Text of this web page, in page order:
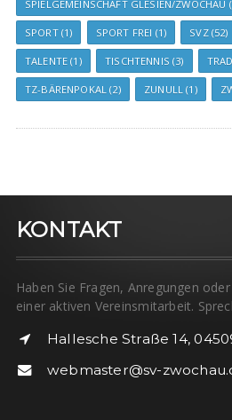
SPIELGEMEINSCHAFT GLESIEN/ZWOCHAU
SPORT(1) SPORT FREI (1) SVZ(52)
TALENTE (1) TISCHTENNIS (3)
TZ-BÄRENPOKAL (2) ZUNULL (1)
KONTAKT
Haben Sie Fragen, Anregungen
einer aktiven Vereinsmitarbeit.
Hallesche Straße 14,
webmaster@sv-